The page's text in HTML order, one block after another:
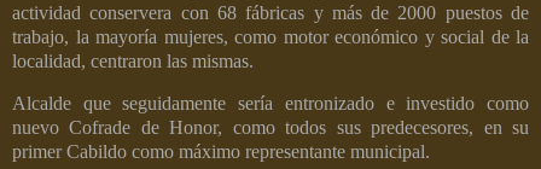
actividad conservera con 68 fábricas y más de 2000 puestos de
trabajo, la mayoría mujeres, como motor económico y social de la
localidad, centraron las mismas.
Alcalde que seguidamente sería entronizado e investido como
nuevo Cofrade de Honor, como todos sus predecesores, en su
primer Cabildo como máximo representante municipal.